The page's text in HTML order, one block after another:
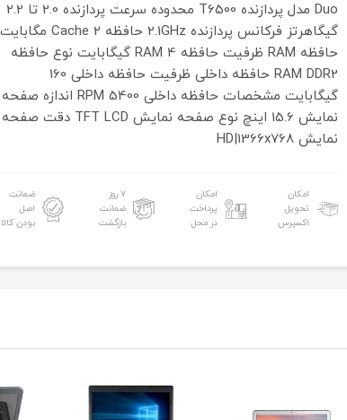
Duo مدل پردازنده T6500 محدوده سرعت پردازنده
2.0 تا 2.2
گیگاهرتز فرکانس پردازنده 2.1GHz حافظه Cache 2 مگابایت
حافظه RAM
ظرفیت حافظه RAM 4 گیگابایت
نوع حافظه
RAM DDR2 حافظه داخلی ظرفیت حافظه داخلی 160
گیگابایت مشخصات حافظه داخلی 5400 RPM
اندازه صفحه
نمایش 15.6 اینچ نوع صفحه نمایش TFT LCD دقت صفحه
نمایش HD|1366x768
امکان
تحویل
اکسپرس
امکان
پرداخت
در محل
۷ روز
ضمانت
بازگشت
ضمانت
اصل
بودن کالا